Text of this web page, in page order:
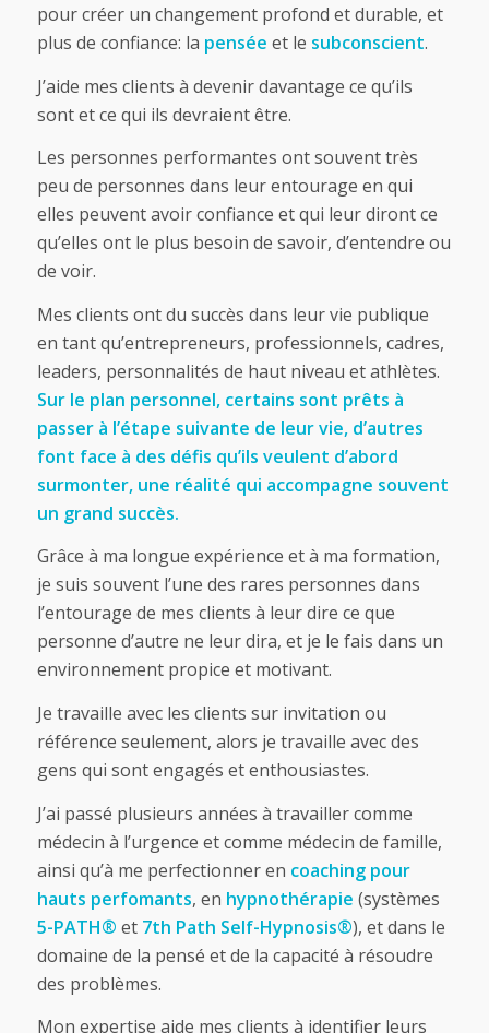
pour créer un changement profond et durable, et
plus de confiance: la pensée et le subconscient.
J’aide mes clients à devenir davantage ce qu’ils
sont et ce qui ils devraient être.
Les personnes performantes ont souvent très
peu de personnes dans leur entourage en qui
elles peuvent avoir confiance et qui leur diront ce
qu’elles ont le plus besoin de savoir, d’entendre ou
de voir.
Mes clients ont du succès dans leur vie publique
en tant qu’entrepreneurs, professionnels, cadres,
leaders, personnalités de haut niveau et athlètes.
Sur le plan personnel, certains sont prêts à
passer à l’étape suivante de leur vie, d’autres
font face à des défis qu’ils veulent d’abord
surmonter, une réalité qui accompagne souvent
un grand succès.
Grâce à ma longue expérience et à ma formation,
je suis souvent l’une des rares personnes dans
l’entourage de mes clients à leur dire ce que
personne d’autre ne leur dira, et je le fais dans un
environnement propice et motivant.
Je travaille avec les clients sur invitation ou
référence seulement, alors je travaille avec des
gens qui sont engagés et enthousiastes.
J’ai passé plusieurs années à travailler comme
médecin à l’urgence et comme médecin de famille,
ainsi qu’à me perfectionner en coaching pour
hauts perfomants, en hypnothérapie (systèmes
5-PATH® et 7th Path Self-Hypnosis®), et dans le
domaine de la pensé et de la capacité à résoudre
des problèmes.
Mon expertise aide mes clients à identifier leurs